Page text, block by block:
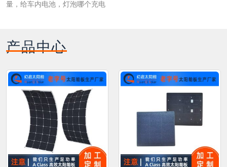
量，给车内电池，灯泡哪个充电
产品中心